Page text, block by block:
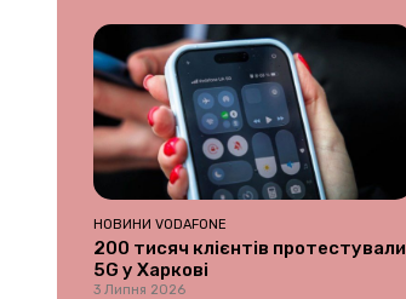
НОВИНИ VODAFONE
200 тисяч клієнтів протестували
5G у Харкові
3 Липня 2026